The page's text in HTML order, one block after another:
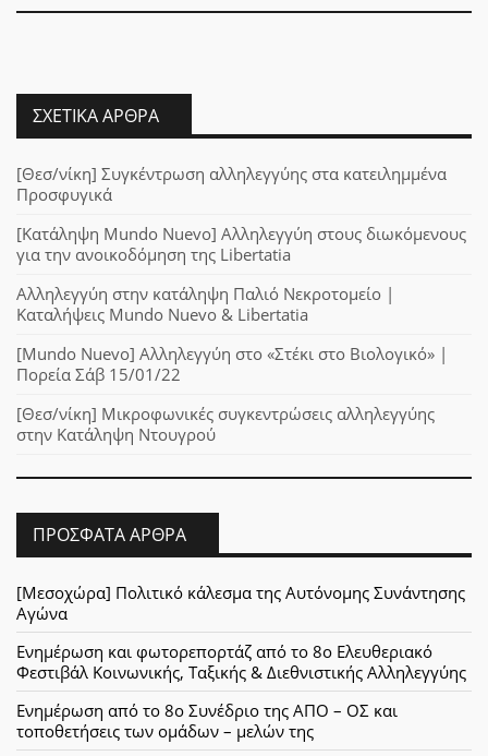
ΣΧΕΤΙΚΆ ΆΡΘΡΑ
[Θεσ/νίκη] Συγκέντρωση αλληλεγγύης στα κατειλημμένα
Προσφυγικά
[Κατάληψη Mundo Nuevo] Αλληλεγγύη στους διωκόμενους
για την ανοικοδόμηση της Libertatia
Αλληλεγγύη στην κατάληψη Παλιό Νεκροτομείο |
Καταλήψεις Mundo Nuevo & Libertatia
[Mundo Nuevo] Αλληλεγγύη στο «Στέκι στο Βιολογικό» |
Πορεία Σάβ 15/01/22
[Θεσ/νίκη] Μικροφωνικές συγκεντρώσεις αλληλεγγύης
στην Κατάληψη Ντουγρού
ΠΡΌΣΦΑΤΑ ΆΡΘΡΑ
[Μεσοχώρα] Πολιτικό κάλεσμα της Αυτόνομης Συνάντησης
Αγώνα
Ενημέρωση και φωτορεπορτάζ από το 8ο Ελευθεριακό
Φεστιβάλ Κοινωνικής, Ταξικής & Διεθνιστικής Αλληλεγγύης
Ενημέρωση από το 8ο Συνέδριο της ΑΠΟ – ΟΣ και
τοποθετήσεις των ομάδων – μελών της